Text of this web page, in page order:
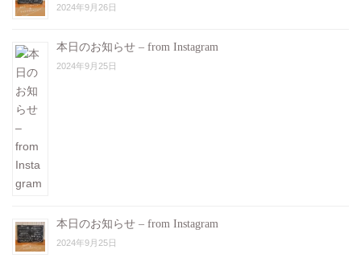
2024年9月26日
本日のお知らせ – from Instagram
2024年9月25日
本日のお知らせ – from Instagram
2024年9月25日